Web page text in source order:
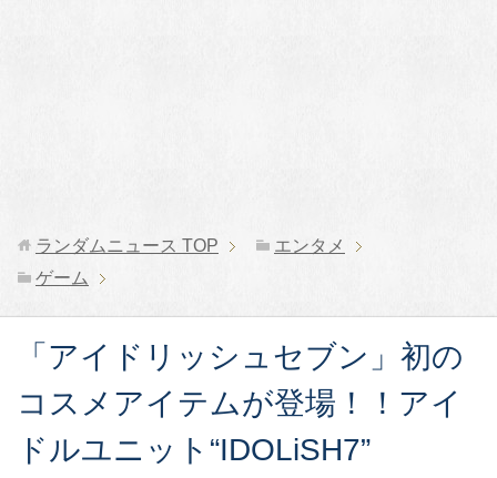
ランダムニュース TOP
エンタメ
ゲーム
「アイドリッシュセブン」初の
コスメアイテムが登場！！アイ
ドルユニット“IDOLiSH7”